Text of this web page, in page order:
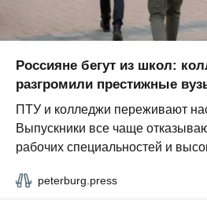
Россияне бегут из школ:
разгромили престижные
ПТУ и колледжи переживают
Выпускники все чаще
рабочих специальностей и
peterburg.press